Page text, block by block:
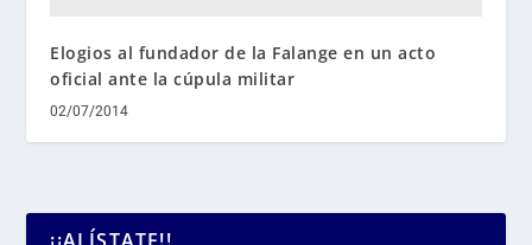
Elogios al fundador de la Falange en un acto
oficial ante la cúpula militar
02/07/2014
¡¡ALÍSTATE!!